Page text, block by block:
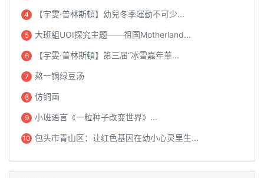
4 【宇雯·普林斯頓】幼兒冬季運動不可少...
5 大班組UOI探究主题——祖国Motherland...
6 【宇雯·普林斯頓】第三届“冰雪嘉年華...
7 熬一锅绿豆汤
8 仿铜画
9 小班语言《一粒种子改变世界》...
10 包头市青山区：让红色基因在幼小心灵里生...